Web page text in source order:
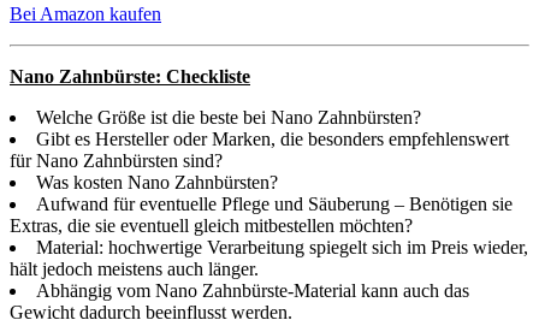
Bei Amazon kaufen
Nano Zahnbürste: Checkliste
Welche Größe ist die beste bei Nano Zahnbürsten?
Gibt es Hersteller oder Marken, die besonders empfehlenswert
für Nano Zahnbürsten sind?
Was kosten Nano Zahnbürsten?
Aufwand für eventuelle Pflege und Säuberung – Benötigen sie
Extras, die sie eventuell gleich mitbestellen möchten?
Material: hochwertige Verarbeitung spiegelt sich im Preis wieder,
hält jedoch meistens auch länger.
Abhängig vom Nano Zahnbürste-Material kann auch das
Gewicht dadurch beeinflusst werden.